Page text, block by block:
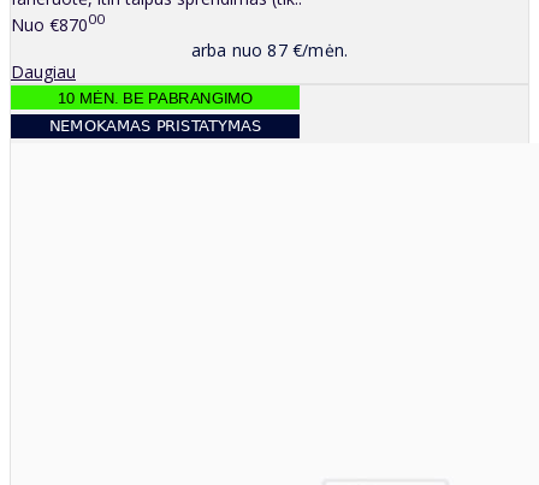
Nuo €87000
arba nuo 87 €/mėn.
Daugiau